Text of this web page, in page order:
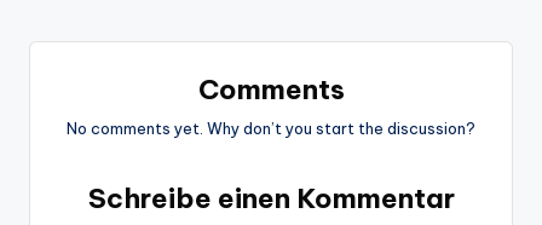
Comments
No comments yet. Why don’t you start the discussion?
Schreibe einen Kommentar